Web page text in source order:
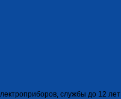
службы до 12 лет